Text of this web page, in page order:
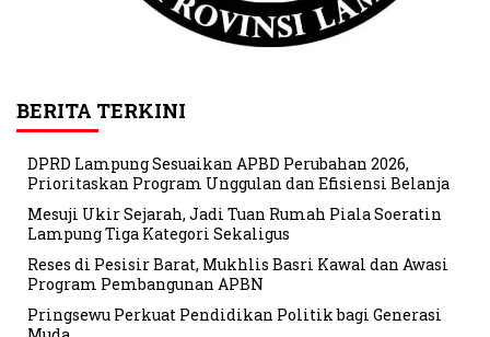
BERITA TERKINI
DPRD Lampung Sesuaikan APBD Perubahan 2026,
Prioritaskan Program Unggulan dan Efisiensi Belanja
Mesuji Ukir Sejarah, Jadi Tuan Rumah Piala Soeratin
Lampung Tiga Kategori Sekaligus
Reses di Pesisir Barat, Mukhlis Basri Kawal dan Awasi
Program Pembangunan APBN
Pringsewu Perkuat Pendidikan Politik bagi Generasi